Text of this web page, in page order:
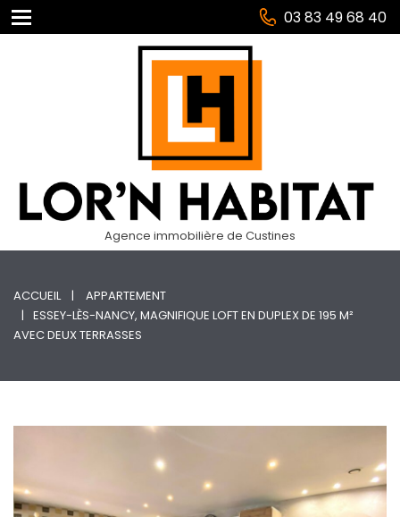
03 83 49 68 40
Agence immobilière de Custines
ACCUEIL
APPARTEMENT
ESSEY-LÈS-NANCY, MAGNIFIQUE LOFT EN DUPLEX DE 195 M²
AVEC DEUX TERRASSES